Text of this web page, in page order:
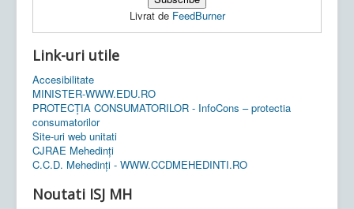
Livrat de FeedBurner
Link-uri utile
Accesibilitate
MINISTER-WWW.EDU.RO
PROTECȚIA CONSUMATORILOR - InfoCons – protectia
consumatorilor
Site-uri web unitati
CJRAE Mehedinți
C.C.D. Mehedinţi - WWW.CCDMEHEDINTI.RO
Noutati ISJ MH